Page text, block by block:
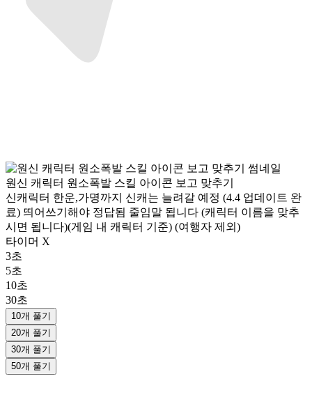
원신 캐릭터 원소폭발 스킬 아이콘 보고 맞추기
신캐릭터 한운,가명까지 신캐는 늘려갈 예정 (4.4 업데이트 완
료) 띄어쓰기해야 정답됨 줄임말 됩니다 (캐릭터 이름을 맞추
시면 됩니다)(게임 내 캐릭터 기준) (여행자 제외)
타이머 X
3초
5초
10초
30초
10개 풀기
20개 풀기
30개 풀기
50개 풀기